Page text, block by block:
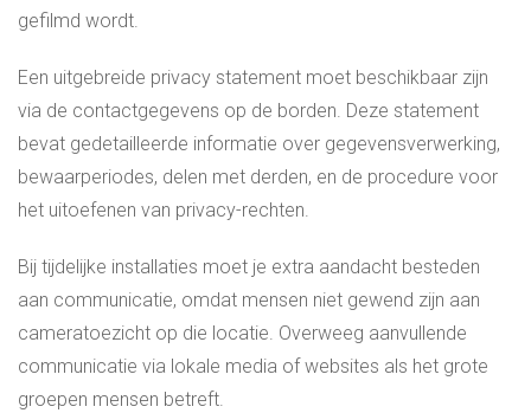
gefilmd wordt.
Een uitgebreide privacy statement moet beschikbaar zijn
via de contactgegevens op de borden. Deze statement
bevat gedetailleerde informatie over gegevensverwerking,
bewaarperiodes, delen met derden, en de procedure voor
het uitoefenen van privacy-rechten.
Bij tijdelijke installaties moet je extra aandacht besteden
aan communicatie, omdat mensen niet gewend zijn aan
cameratoezicht op die locatie. Overweeg aanvullende
communicatie via lokale media of websites als het grote
groepen mensen betreft.